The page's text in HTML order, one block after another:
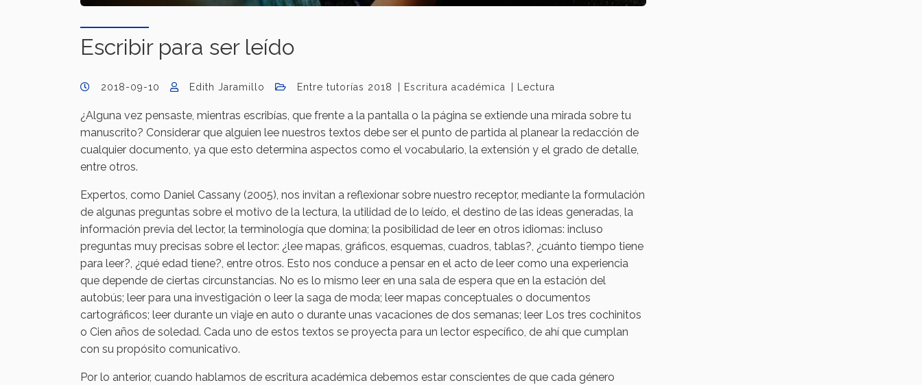
Escribir para ser leído
2018-09-10 Edith Jaramillo Entre tutorías 2018 Escritura académica Lectura
¿Alguna vez pensaste, mientras escribías, que frente a la pantalla o la página se extiende una mirada sobre tu
manuscrito? Considerar que alguien lee nuestros textos debe ser el punto de partida al planear la redacción de
cualquier documento, ya que esto determina aspectos como el vocabulario, la extensión y el grado de detalle,
entre otros.
Expertos, como Daniel Cassany (2005), nos invitan a reflexionar sobre nuestro receptor, mediante la formulación
de algunas preguntas sobre el motivo de la lectura, la utilidad de lo leído, el destino de las ideas generadas, la
información previa del lector, la terminología que domina; la posibilidad de leer en otros idiomas: incluso
preguntas muy precisas sobre el lector: ¿lee mapas, gráficos, esquemas, cuadros, tablas?, ¿cuánto tiempo tiene
para leer?, ¿qué edad tiene?, entre otros. Esto nos conduce a pensar en el acto de leer como una experiencia
que depende de ciertas circunstancias. No es lo mismo leer en una sala de espera que en la estación del
autobús; leer para una investigación o leer la saga de moda; leer mapas conceptuales o documentos
cartográficos; leer durante un viaje en auto o durante unas vacaciones de dos semanas; leer Los tres cochinitos
o Cien años de soledad. Cada uno de estos textos se proyecta para un lector específico, de ahí que cumplan
con su propósito comunicativo.
Por lo anterior, cuando hablamos de escritura académica debemos estar conscientes de que cada género